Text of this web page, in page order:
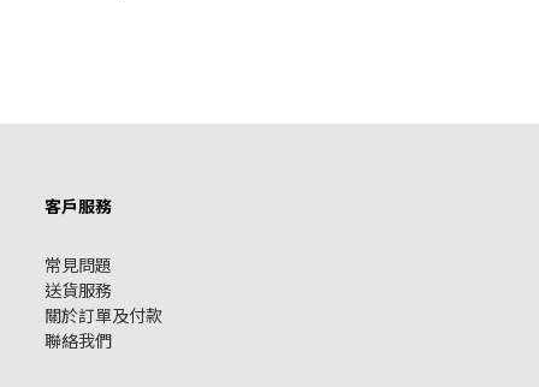
客戶服務
常見問題
送貨服務
關於訂單及付款
聯絡我們